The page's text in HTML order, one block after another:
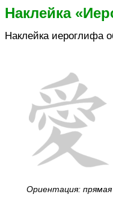
Наклейка
Наклейка иероглифа
Ориентация: прямая